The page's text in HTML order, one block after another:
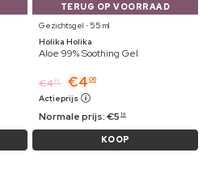
TERUG OP VOORRAAD
Gezichtsgel ⋅ 55 ml
Holika Holika
Aloe 99% Soothing Gel
€419 €4 06
Actieprijs
Normale prijs:€5 19
KOOP